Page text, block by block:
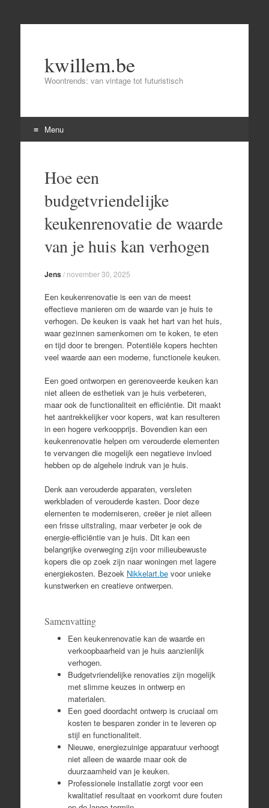
kwillem.be
Woontrends: van vintage tot futuristisch
Menu
contentHoe een
budgetvriendelijke
keukenrenovatie de waarde
van je huis kan verhogen
Jens/ november 30, 2025
Een keukenrenovatie is een van de meest
effectieve manieren om de waarde van je huis te
verhogen. De keuken is vaak het hart van het huis,
waar gezinnen samenkomen om te koken, te eten
en tijd door te brengen. Potentiële kopers hechten
veel waarde aan een moderne, functionele keuken.
Een goed ontworpen en gerenoveerde keuken kan
niet alleen de esthetiek van je huis verbeteren,
maar ook de functionaliteit en efficiëntie. Dit maakt
het aantrekkelijker voor kopers, wat kan resulteren
in een hogere verkoopprijs. Bovendien kan een
keukenrenovatie helpen om verouderde elementen
te vervangen die mogelijk een negatieve invloed
hebben op de algehele indruk van je huis.
Denk aan verouderde apparaten, versleten
werkbladen of verouderde kasten. Door deze
elementen te moderniseren, creëer je niet alleen
een frisse uitstraling, maar verbeter je ook de
energie-efficiëntie van je huis. Dit kan een
belangrijke overweging zijn voor milieubewuste
kopers die op zoek zijn naar woningen met lagere
energiekosten. Bezoek Nikkelart.bevoor unieke
kunstwerken en creatieve ontwerpen.
Samenvatting
Een keukenrenovatie kan de waarde en
verkoopbaarheid van je huis aanzienlijk
verhogen.
Budgetvriendelijke renovaties zijn mogelijk
met slimme keuzes in ontwerp en
materialen.
Een goed doordacht ontwerp is cruciaal om
kosten te besparen zonder in te leveren op
stijl en functionaliteit.
Nieuwe, energiezuinige apparatuur verhoogt
niet alleen de waarde maar ook de
duurzaamheid van je keuken.
Professionele installatie zorgt voor een
kwalitatief resultaat en voorkomt dure fouten